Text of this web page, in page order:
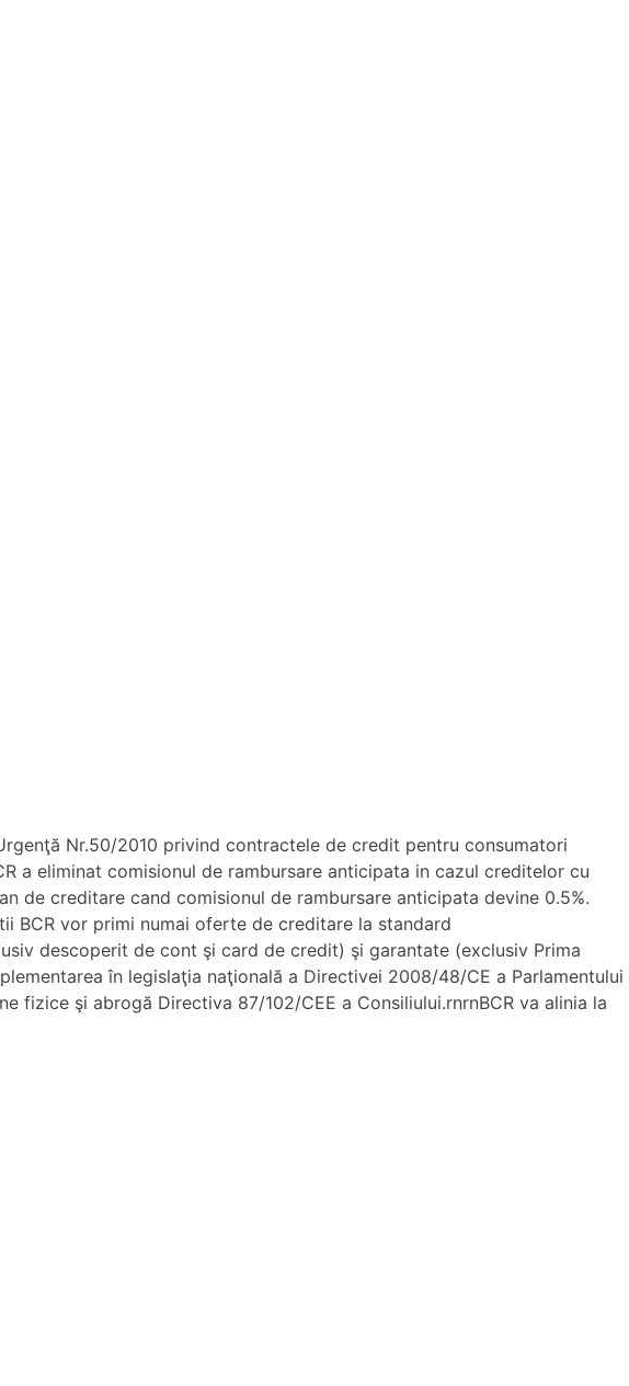
Nr.50/2010 privind contractele de credit pentru consumatori
a eliminat comisionul de rambursare anticipata in cazul creditelor cu
de creditare cand comisionul de rambursare anticipata devine 0.5%.
BCR vor primi numai oferte de creditare la standard
descoperit de cont şi card de credit) şi garantate (exclusiv Prima
în legislaţia naţională a Directivei 2008/48/CE a Parlamentului
şi abrogă Directiva 87/102/CEE a Consiliului.rnrnBCR va alinia la